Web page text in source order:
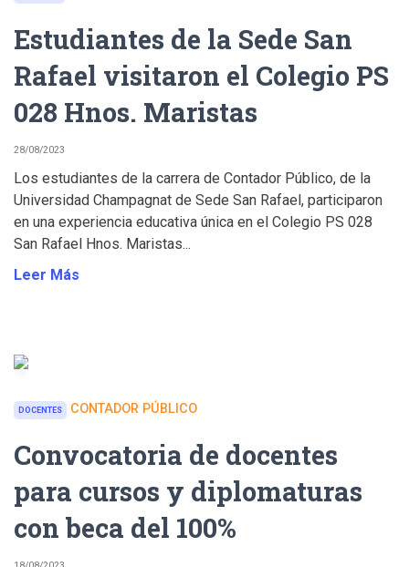
Estudiantes de la Sede San
Rafael visitaron el Colegio PS
028 Hnos. Maristas
28/08/2023
Los estudiantes de la carrera de Contador Público, de la
Universidad Champagnat de Sede San Rafael, participaron
en una experiencia educativa única en el Colegio PS 028
San Rafael Hnos. Maristas...
Leer Más
DOCENTES CONTADOR PÚBLICO
Convocatoria de docentes
para cursos y diplomaturas
con beca del 100%